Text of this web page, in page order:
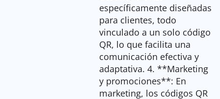
específicamente diseñadas
para clientes, todo
vinculado a un solo código
QR, lo que facilita una
comunicación efectiva y
adaptativa. 4. **Marketing
y promociones**: En
marketing, los códigos QR